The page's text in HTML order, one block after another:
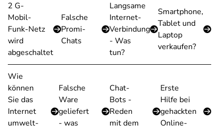
2 G-
Mobil-
Funk-Netz
wird
abgeschaltet
Falsche
Promi-
Chats
Langsame
Internet-
Verbindung
- Was
tun?
Smartphone,
Tablet und
Laptop
verkaufen?
Wie
können
Sie das
Internet
umwelt-
Falsche
Ware
geliefert
- was
Chat-
Bots -
Reden
mit dem
Erste
Hilfe bei
gehackten
Online-